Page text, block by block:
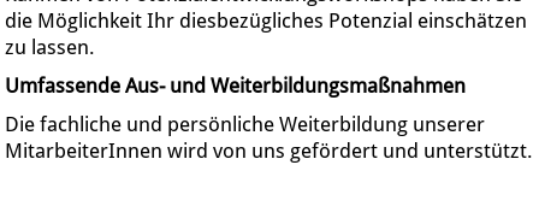
die Möglichkeit Ihr diesbezügliches Potenzial einschätzen
zu lassen.
Umfassende Aus- und Weiterbildungsmaßnahmen
Die fachliche und persönliche Weiterbildung unserer
MitarbeiterInnen wird von uns gefördert und unterstützt.